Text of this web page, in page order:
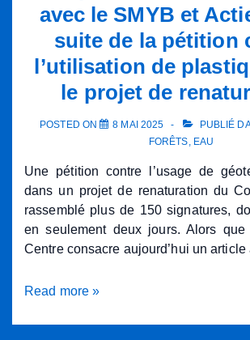
avec le SMYB et
suite de la pétition
l’utilisation de
le projet de
POSTED ON 8 MAI 2025 PUBLIÉ
FORÊTS, EAU
Une pétition contre l’usage de
dans un projet de renaturation du
rassemblé plus de 150 signatures,
en seulement deux jours. Alors
Centre consacre aujourd’hui un
Compte
de
Read more »